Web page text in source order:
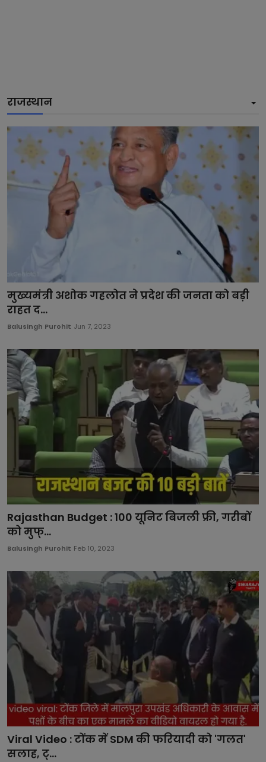
राजस्थान
मुख्यमंत्री अशोक गहलोत ने प्रदेश की जनता को बड़ी
राहत द...
Balusingh Purohit Jun 7, 2023
Rajasthan Budget : 100 यूनिट बिजली फ्री, गरीबों
को मुफ्...
Balusingh Purohit Feb 10, 2023
Viral Video : टोंक में SDM की फरियादी को 'गलत'
सलाह, ट्...